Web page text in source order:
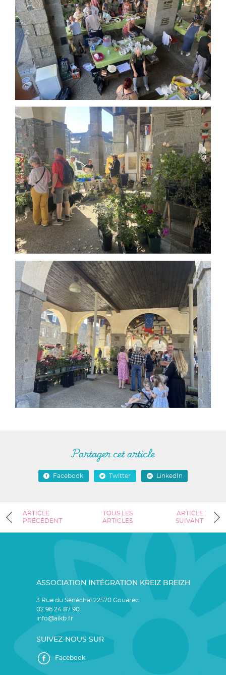
Partager cet article
Facebook Twitter LinkedIn
ARTICLE
PRÉCÉDENT
TOUS LES
ARTICLES
ARTICLE
SUIVANT
ASSOCIATION INTÉGRATION KREIZ BREIZH
3 Rue du Sénéchal 22570 Gouarec
02 96 24 87 90
info@aikb.fr
SUIVEZ-NOUS SUR
Facebook